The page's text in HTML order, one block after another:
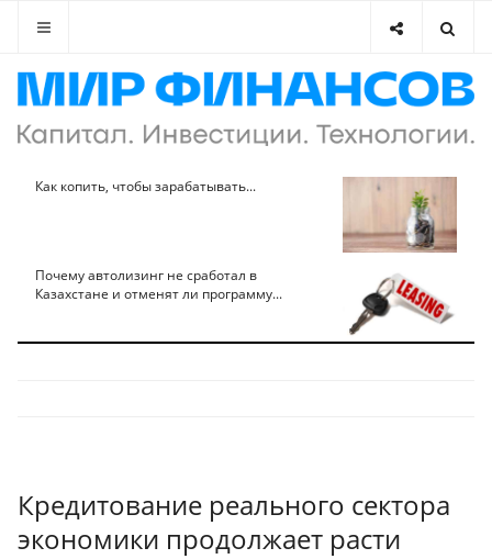
Как копить, чтобы зарабатывать...
Почему автолизинг не сработал в
Казахстане и отменят ли программу...
Кредитование реального сектора
экономики продолжает расти